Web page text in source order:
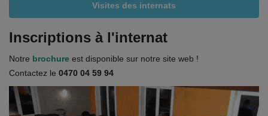
Visites des internats
Inscriptions à l'internat
Notre brochure est disponible sur notre site web !
Contactez le 0470 04 59 94